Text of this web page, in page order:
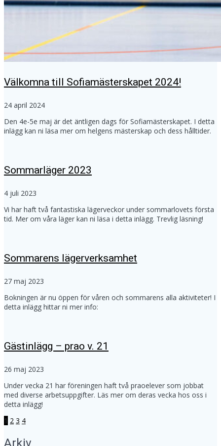
Välkomna till Sofiamästerskapet 2024!
24 april 2024
Den 4e-5e maj är det äntligen dags för Sofiamästerskapet. I detta
inlägg kan ni läsa mer om helgens mästerskap och dess hålltider.
Sommarläger 2023
4 juli 2023
Vi har haft två fantastiska lägerveckor under sommarlovets första
tid. Mer om våra läger kan ni läsa i detta inlägg. Trevlig läsning!
Sommarens lägerverksamhet
27 maj 2023
Bokningen är nu öppen för våren och sommarens alla aktiviteter! I
detta inlägg hittar ni mer info:
Gästinlägg – prao v. 21
26 maj 2023
Under vecka 21 har föreningen haft två praoelever som jobbat
med diverse arbetsuppgifter. Läs mer om deras vecka hos oss i
detta inlägg!
Inläggsnavigering
Sida
1 Sida
2 Sida
3 Sida
4
Arkiv